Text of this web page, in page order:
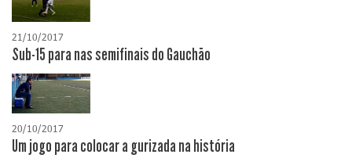
21/10/2017
Sub-15 para nas semifinais do Gauchão
20/10/2017
Um jogo para colocar a gurizada na história